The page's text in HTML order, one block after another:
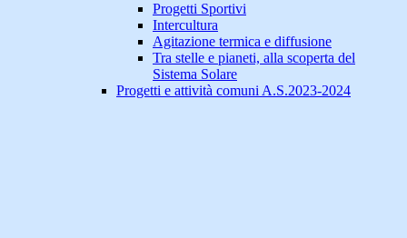
Progetti Sportivi
Intercultura
Agitazione termica e diffusione
Tra stelle e pianeti, alla scoperta del
Sistema Solare
Progetti e attività comuni A.S.2023-2024